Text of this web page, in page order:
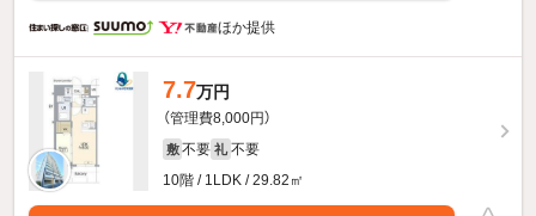
ほか提供
7.7万円
（管理費8,000円）
敷 不要 礼 不要
10階 / 1LDK / 29.82㎡